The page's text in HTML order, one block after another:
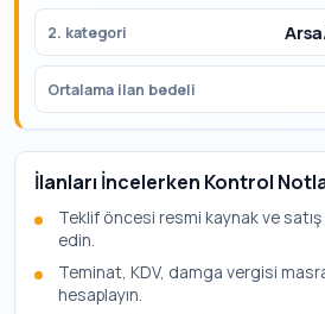
2. kategori
Ortalama ilan bedeli
İlanları İncelerken Kontrol
Teklif öncesi resmi kaynak ve
edin.
Teminat, KDV, damga vergisi
hesaplayın.